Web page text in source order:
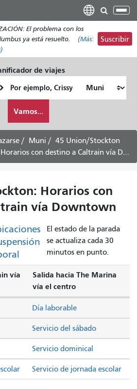
contenido
principal
El problema con los
ya está resuelto.
(Más:
Suscribir
de viajes
quiero
viajar
Vamos...
Muni
45 Union/Stockton
con destino a Caltrain vía Downtown
Horarios con
vía Downtown
El estado de la parada
se actualiza cada 30
minutos en punto.
vía
Salida hacia The Marina
vía el centro
Servicio del sábado
Servicio dominical
Día laborable
Servicio de jornada escolar